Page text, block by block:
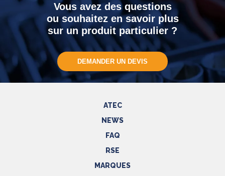
Vous avez des questions
ou souhaitez en savoir plus
sur un produit particulier ?
DEMANDER UN DEVIS
ATEC
NEWS
FAQ
RSE
MARQUES